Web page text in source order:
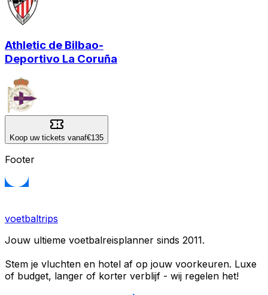
Athletic de Bilbao-
Deportivo La Coruña
Koop uw tickets vanaf€135
Footer
voetbaltrips
Jouw ultieme voetbalreisplanner sinds 2011.
Stem je vluchten en hotel af op jouw voorkeuren. Luxe
of budget, langer of korter verblijf - wij regelen het!